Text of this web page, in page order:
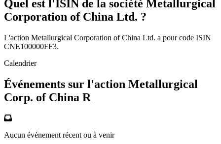
Quel est l'ISIN de la société Metallurgical
Corporation of China Ltd. ?
L'action Metallurgical Corporation of China Ltd. a pour code ISIN
CNE100000FF3.
Calendrier
Événements sur l'action Metallurgical
Corp. of China R
Aucun événement récent ou à venir